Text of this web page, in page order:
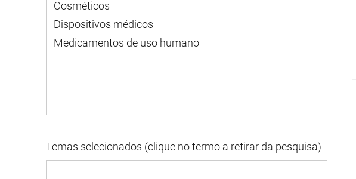
Cosméticos
Dispositivos médicos
Medicamentos de uso humano
Temas selecionados (clique no termo a retirar da pesquisa)